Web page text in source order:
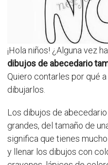
¡Hola niños! ¿Alguna vez
dibujos de abecedario
Quiero contarles por qué
dibujarlos.
Los dibujos de
grandes, del tamaño de
significa que tienes
y llenar los dibujos con